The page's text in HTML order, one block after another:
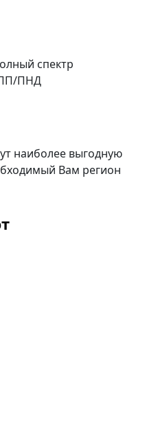
спектр
ПНД
наиболее выгодную
Вам регион